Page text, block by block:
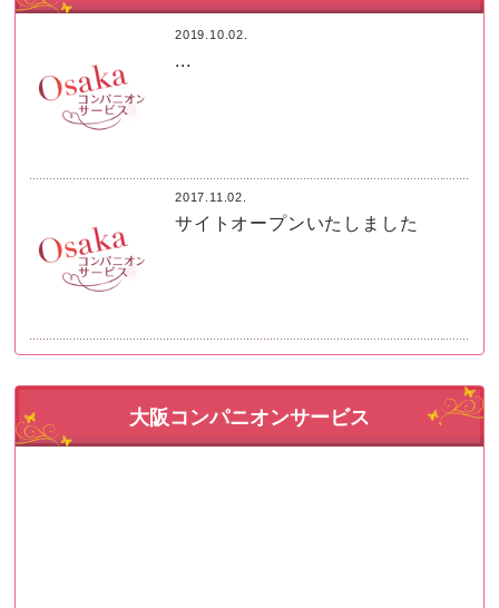
2019.10.02.
...
2017.11.02.
サイトオープンいたしました
大阪コンパニオンサービス